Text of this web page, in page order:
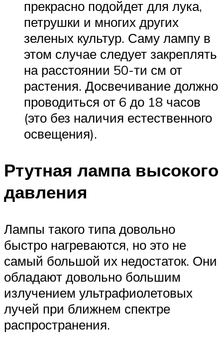
прекрасно подойдет для лука,
петрушки и многих других
зеленых культур. Саму лампу в
этом случае следует закреплять
на расстоянии 50-ти см от
растения. Досвечивание должно
проводиться от 6 до 18 часов
(это без наличия естественного
освещения).
Ртутная лампа высокого
давления
Лампы такого типа довольно
быстро нагреваются, но это не
самый большой их недостаток. Они
обладают довольно большим
излучением ультрафиолетовых
лучей при ближнем спектре
распространения.